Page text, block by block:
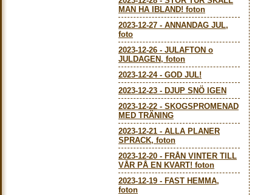
MAN HA IBLAND! foton
2023-12-27 - ANNANDAG JUL,
foto
2023-12-26 - JULAFTON o
JULDAGEN, foton
2023-12-24- GOD JUL!
2023-12-23 - DJUP SNÖ IGEN
2023-12-22 - SKOGSPROMENAD
MED TRÄNING
2023-12-21 - ALLA PLANER
SPRACK, foton
2023-12-20 - FRÅN VINTER TILL
VÅR PÅ EN KVART! foton
2023-12-19 - FAST HEMMA,
foton